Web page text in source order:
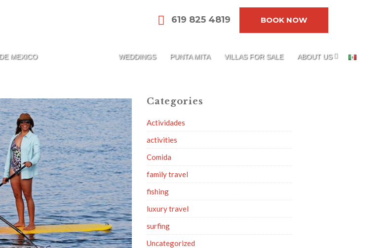
619 825 4819 BOOK NOW
MEXICO WEDDINGS PUNTA MITA VILLAS FOR SALE ABOUT US
Categories
Actividades
activities
Comida
family travel
fishing
luxury travel
surfing
Uncategorized